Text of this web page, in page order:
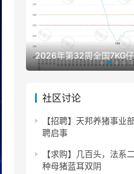
2026年第32周全国7KG
社区讨论
【招聘】天邦养猪事业
聘启事
【求购】几百头，法系
种母猪蓝耳双阴